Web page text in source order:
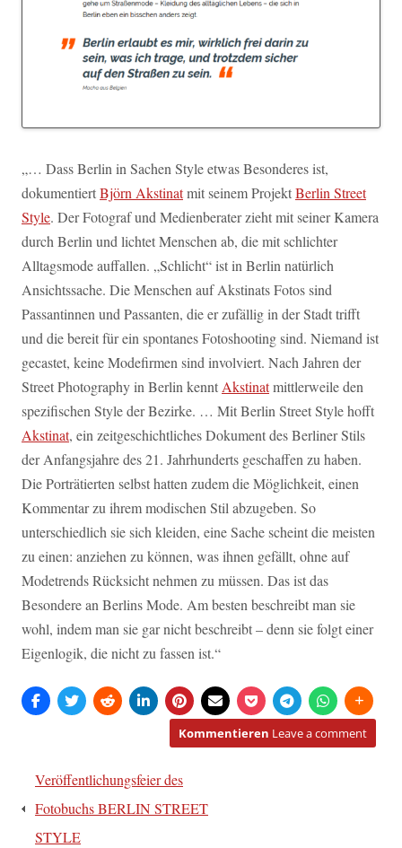
„… Dass Berlin in Sachen Style etwas Besonderes ist,
dokumentiertBjörn Akstinatmit seinem ProjektBerlin Street
Style. Der Fotograf und Medienberater zieht mit seiner Kamera
durch Berlin und lichtet Menschen ab, die mit schlichter
Alltagsmode auffallen. „Schlicht“ ist in Berlin natürlich
Ansichtssache. Die Menschen auf Akstinats Fotos sind
Passantinnen und Passanten, die er zufällig in der Stadt trifft
und die bereit für ein spontanes Fotoshooting sind. Niemand ist
gecastet, keine Modefirmen sind involviert. Nach Jahren der
Street Photography in Berlin kenntAkstinatmittlerweile den
spezifischen Style der Bezirke. … Mit Berlin Street Style hofft
Akstinat, ein zeitgeschichtliches Dokument des Berliner Stils
der Anfangsjahre des 21. Jahrhunderts geschaffen zu haben.
Die Porträtierten selbst hatten zudem die Möglichkeit, einen
Kommentar zu ihrem modischen Stil abzugeben. So
unterschiedlich sie sich kleiden, eine Sache scheint die meisten
zu einen: anziehen zu können, was ihnen gefällt, ohne auf
Modetrends Rücksicht nehmen zu müssen. Das ist das
Besondere an Berlins Mode. Am besten beschreibt man sie
wohl, indem man sie gar nicht beschreibt – denn sie folgt einer
Eigenlogik, die nicht zu fassen ist.“
Kommentieren Leave a comment
Beitragsnavigation
Veröffentlichungsfeier des
Fotobuchs BERLIN STREET
STYLE